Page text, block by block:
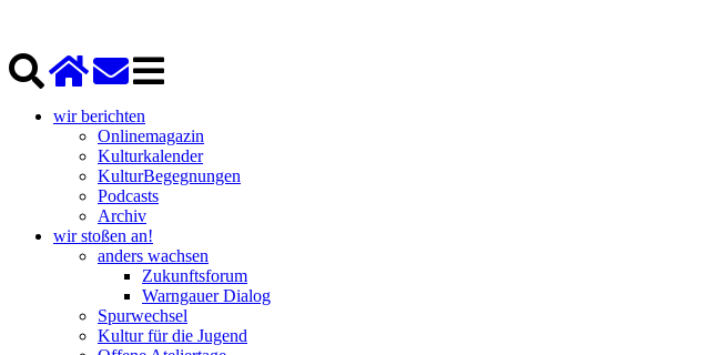
wir berichten
Onlinemagazin
Kulturkalender
KulturBegegnungen
Podcasts
Archiv
wir stoßen an!
anders wachsen
Zukunftsforum
Warngauer Dialog
Spurwechsel
Kultur für die Jugend